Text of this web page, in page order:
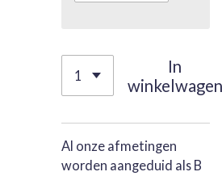
In
winkelwagen
Al onze afmetingen
worden aangeduid als B